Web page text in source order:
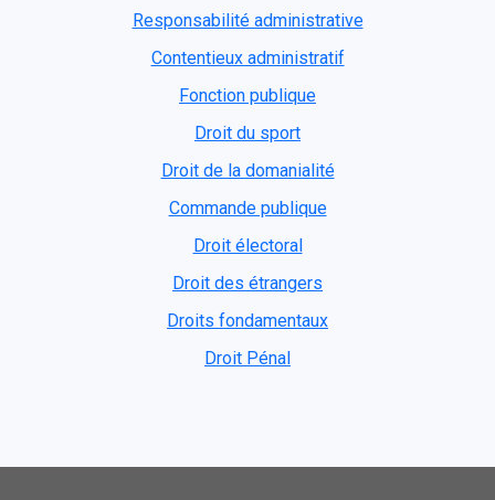
Responsabilité administrative
Contentieux administratif
Fonction publique
Droit du sport
Droit de la domanialité
Commande publique
Droit électoral
Droit des étrangers
Droits fondamentaux
Droit Pénal